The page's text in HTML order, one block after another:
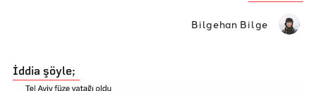
Bilgehan Bilge
İddia şöyle;